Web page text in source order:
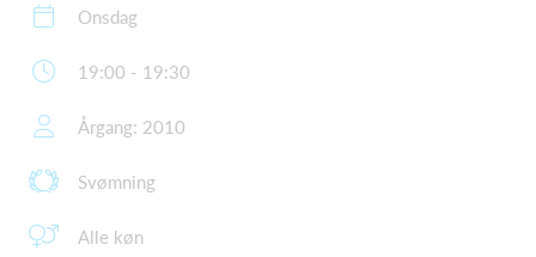
Onsdag
19:00 - 19:30
Årgang: 2010
Svømning
Alle køn